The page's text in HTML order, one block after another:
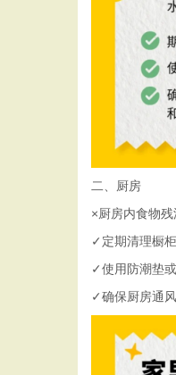
二、厨房
×厨房内食物
✓定期清理橱
✓使用防潮垫
✓确保厨房通